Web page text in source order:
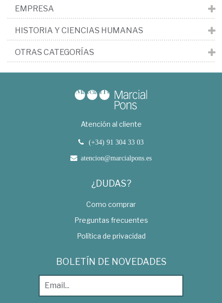
EMPRESA
HISTORIA Y CIENCIAS HUMANAS
OTRAS CATEGORÍAS
Atención al cliente
(+34) 91 304 33 03
atencion@marcialpons.es
¿DUDAS?
Como comprar
Preguntas frecuentes
Política de privacidad
BOLETÍN DE NOVEDADES